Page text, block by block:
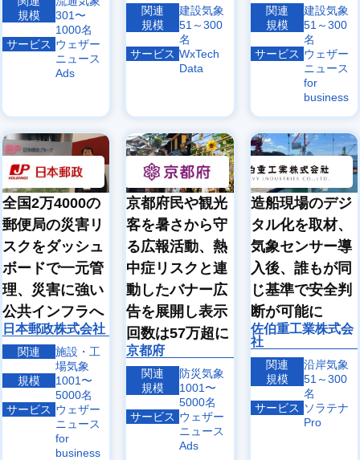
規模
301〜
1000名
サービス ウェザー
ニュース
Ads
関連
建設気象
規模
51～300
名
サービス WxTech
Data
関連
建設気象
規模
51～300
名
サービス ウェザー
ニュース
for
business
全国2万4000の
郵便局の災害リ
スクをダッシュ
ボードで一元管
理、災害に強い
公共インフラへ
日本郵政株式会社
関連
施設・工
場気象
規模
1001〜
5000名
サービス ウェザー
ニュース
for
business
京都府民や観光
客を暑さから守
る広報活動、熱
中症リスクと連
動したバナー広
告を展開し表示
回数は57万超に
京都府
関連
防災気象
規模
1001〜
5000名
サービス ウェザー
ニュース
Ads
造船現場のデジ
タル化を取材、
気象センサー導
入後、誰もが同
じ基準で安全判
断が可能に
佐伯重工業株式会
社
関連
沿岸気象
規模
51～300
名
サービス ソラテナ
Pro